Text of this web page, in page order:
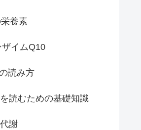
養素
ザイムQ10
読み方
読むための基礎知識
謝